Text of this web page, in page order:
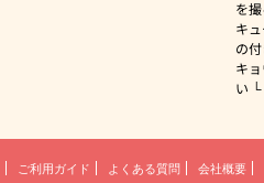
を
キ
の
キ
い
ご利用ガイド よくある質問 会社概要